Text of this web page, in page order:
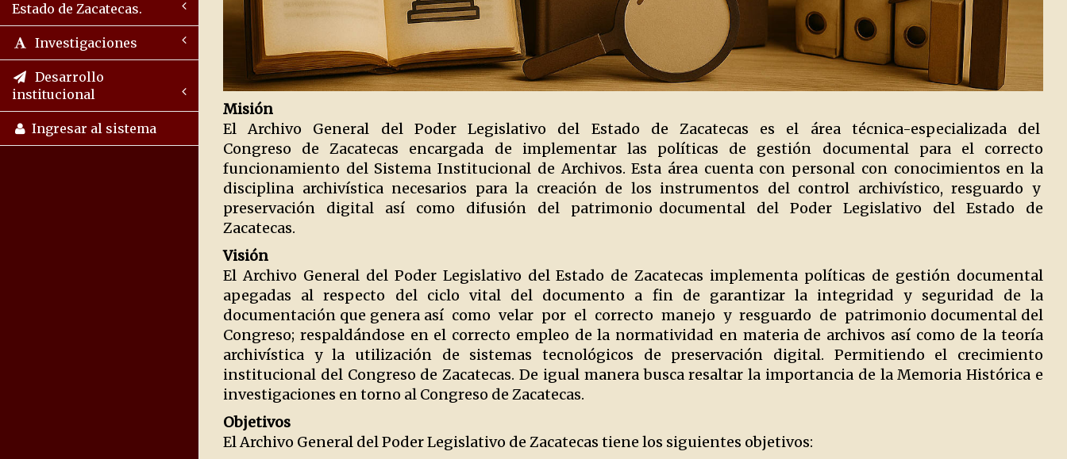
Estado de Zacatecas.
Investigaciones
Desarrollo
institucional
Ingresar al sistema
Misión
El Archivo General del Poder Legislativo del Estado de Zacatecas es el área técnica-especializada del
Congreso de Zacatecas encargada de implementar las políticas de gestión documental para el correcto
funcionamiento del Sistema Institucional de Archivos. Esta área cuenta con personal con conocimientos en la
disciplina archivística necesarios para la creación de los instrumentos del control archivístico, resguardo y
preservación digital así como difusión del patrimonio documental del Poder Legislativo del Estado de
Zacatecas.
Visión
El Archivo General del Poder Legislativo del Estado de Zacatecas implementa políticas de gestión documental
apegadas al respecto del ciclo vital del documento a fin de garantizar la integridad y seguridad de la
documentación que genera así como velar por el correcto manejo y resguardo de patrimonio documental del
Congreso; respaldándose en el correcto empleo de la normatividad en materia de archivos así como de la teoría
archivística y la utilización de sistemas tecnológicos de preservación digital. Permitiendo el crecimiento
institucional del Congreso de Zacatecas. De igual manera busca resaltar la importancia de la Memoria Histórica e
investigaciones en torno al Congreso de Zacatecas.
Objetivos
El Archivo General del Poder Legislativo de Zacatecas tiene los siguientes objetivos: